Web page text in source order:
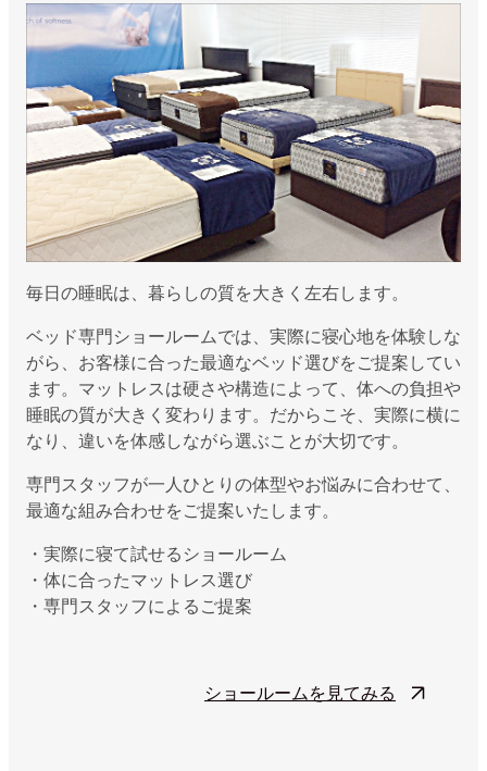
毎日の睡眠は、暮らしの質を大きく左右します。
ベッド専門ショールームでは、実際に寝心地を体験しな
がら、お客様に合った最適なベッド選びをご提案してい
ます。マットレスは硬さや構造によって、体への負担や
睡眠の質が大きく変わります。だからこそ、実際に横に
なり、違いを体感しながら選ぶことが大切です。
専門スタッフが一人ひとりの体型やお悩みに合わせて、
最適な組み合わせをご提案いたします。
・実際に寝て試せるショールーム
・体に合ったマットレス選び
・専門スタッフによるご提案
ショールームを見てみる